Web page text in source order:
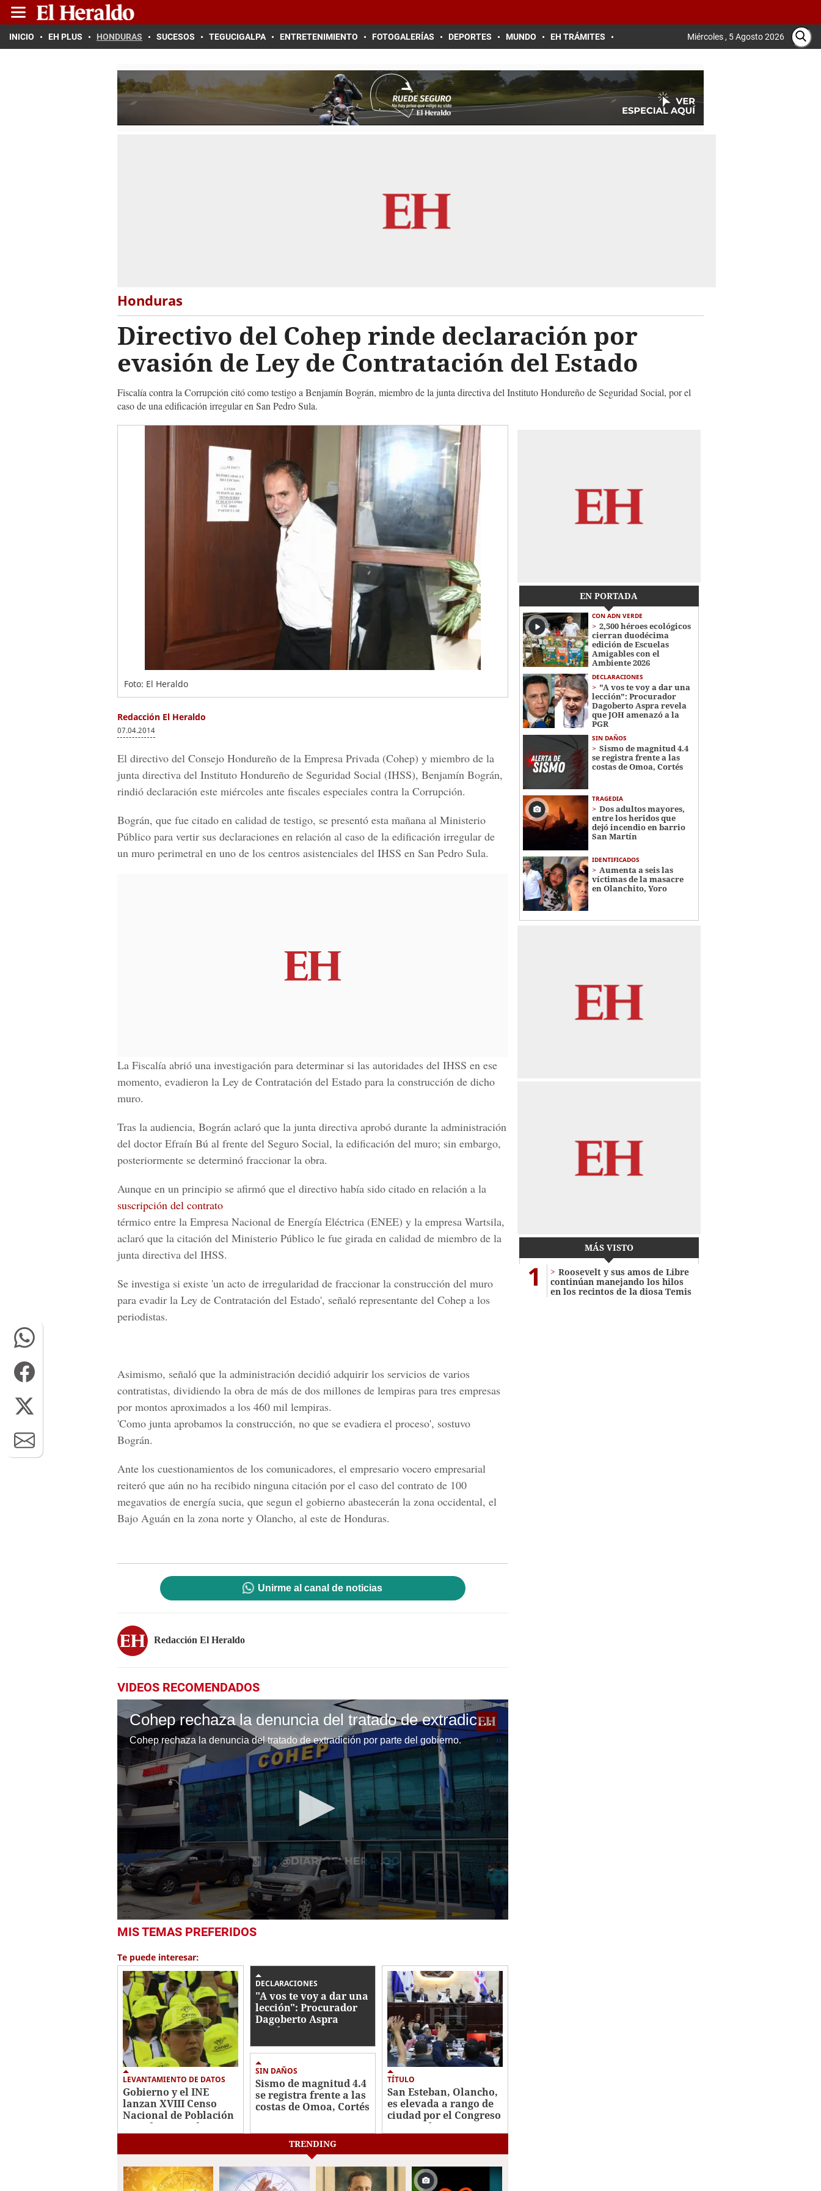
INICIO EH PLUS HONDURAS SUCESOS TEGUCIGALPA ENTRETENIMIENTO FOTOGALERÍAS DEPORTES MUNDO EH TRÁMITES Miércoles , 5 Agosto 2026
Honduras
Directivo del Cohep rinde declaración por
evasión de Ley de Contratación del Estado
Fiscalía contra la Corrupción citó como testigo a Benjamín Bográn, miembro de la junta directiva del Instituto Hondureño de Seguridad Social, por el
caso de una edificación irregular en San Pedro Sula.
Foto: El Heraldo
Redacción El Heraldo
07.04.2014
El directivo del Consejo Hondureño de la Empresa Privada (Cohep) y miembro de la
junta directiva del Instituto Hondureño de Seguridad Social (IHSS), Benjamín Bográn,
rindió declaración este miércoles ante fiscales especiales contra la Corrupción.
Bográn, que fue citado en calidad de testigo, se presentó esta mañana al Ministerio
Público para vertir sus declaraciones en relación al caso de la edificación irregular de
un muro perimetral en uno de los centros asistenciales del IHSS en San Pedro Sula.
La Fiscalía abrió una investigación para determinar si las autoridades del IHSS en ese
momento, evadieron la Ley de Contratación del Estado para la construcción de dicho
muro.
Tras la audiencia, Bográn aclaró que la junta directiva aprobó durante la administración
del doctor Efraín Bú al frente del Seguro Social, la edificación del muro; sin embargo,
posteriormente se determinó fraccionar la obra.
Aunque en un principio se afirmó que el directivo había sido citado en relación a la
suscripción del contrato
térmico entre la Empresa Nacional de Energía Eléctrica (ENEE) y la empresa Wartsila,
aclaró que la citación del Ministerio Público le fue girada en calidad de miembro de la
junta directiva del IHSS.
Se investiga si existe 'un acto de irregularidad de fraccionar la construcción del muro
para evadir la Ley de Contratación del Estado', señaló representante del Cohep a los
periodistas.
Asimismo, señaló que la administración decidió adquirir los servicios de varios
contratistas, dividiendo la obra de más de dos millones de lempiras para tres empresas
por montos aproximados a los 460 mil lempiras.
'Como junta aprobamos la construcción, no que se evadiera el proceso', sostuvo
Bográn.
Ante los cuestionamientos de los comunicadores, el empresario vocero empresarial
reiteró que aún no ha recibido ninguna citación por el caso del contrato de 100
megavatios de energía sucia, que segun el gobierno abastecerán la zona occidental, el
Bajo Aguán en la zona norte y Olancho, al este de Honduras.
Unirme al canal de noticias
Redacción El Heraldo
VIDEOS RECOMENDADOS
Cohep rechaza la denuncia del tratado de extradición por parte del gobierno
Cohep rechaza la denuncia del tratado de extradición por parte del gobierno.
seconds
1
minute,
50
secondsVolume
0%
MIS TEMAS PREFERIDOS
Te puede interesar:
LEVANTAMIENTO DE DATOS
Gobierno y el INE
lanzan XVIII Censo
Nacional de Población
y VII de Vivienda 2026
DECLARACIONES
"A vos te voy a dar una
lección": Procurador
Dagoberto Aspra
revela que JOH
SIN DAÑOS
Sismo de magnitud 4.4
se registra frente a las
costas de Omoa, Cortés
TÍTULO
San Esteban, Olancho,
es elevada a rango de
ciudad por el Congreso
Nacional
EN PORTADA
CON ADN VERDE
2,500 héroes ecológicos
cierran duodécima
edición de Escuelas
Amigables con el
Ambiente 2026
DECLARACIONES
"A vos te voy a dar una
lección": Procurador
Dagoberto Aspra revela
que JOH amenazó a la
PGR
SIN DAÑOS
Sismo de magnitud 4.4
se registra frente a las
costas de Omoa, Cortés
TRAGEDIA
Dos adultos mayores,
entre los heridos que
dejó incendio en barrio
San Martín
IDENTIFICADOS
Aumenta a seis las
víctimas de la masacre
en Olanchito, Yoro
MÁS VISTO
1
Roosevelt y sus amos de Libre
continúan manejando los hilos
en los recintos de la diosa Temis
TRENDING